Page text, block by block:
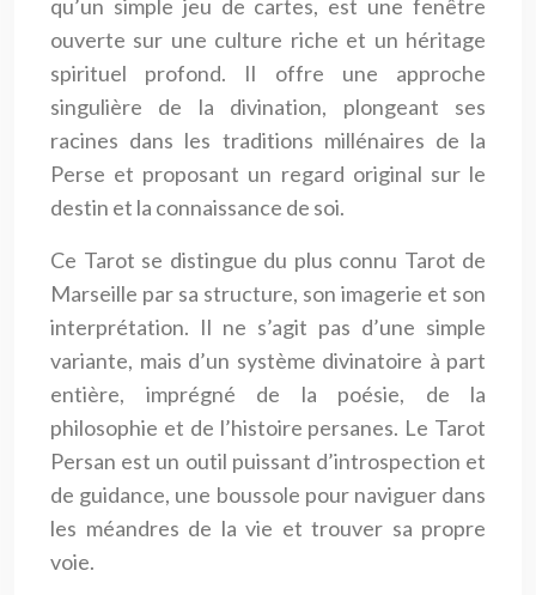
qu’un simple jeu de cartes, est une fenêtre
ouverte sur une culture riche et un héritage
spirituel profond. Il offre une approche
singulière de la divination, plongeant ses
racines dans les traditions millénaires de la
Perse et proposant un regard original sur le
destin et la connaissance de soi.
Ce Tarot se distingue du plus connu Tarot de
Marseille par sa structure, son imagerie et son
interprétation. Il ne s’agit pas d’une simple
variante, mais d’un système divinatoire à part
entière, imprégné de la poésie, de la
philosophie et de l’histoire persanes. Le Tarot
Persan est un outil puissant d’introspection et
de guidance, une boussole pour naviguer dans
les méandres de la vie et trouver sa propre
voie.